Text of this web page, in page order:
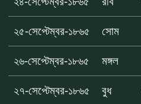
২৫-সেপ্টেম্বর-১৮৬৫ সোম
২৬-সেপ্টেম্বর-১৮৬৫ মঙ্গল
২৭-সেপ্টেম্বর-১৮৬৫ বুধ